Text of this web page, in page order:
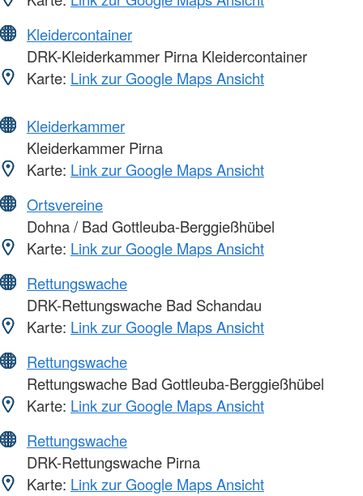
Kleidercontainer
DRK-Kleiderkammer Pirna Kleidercontainer
Karte: Link zur Google Maps Ansicht
Kleiderkammer
Kleiderkammer Pirna
Karte: Link zur Google Maps Ansicht
Ortsvereine
Dohna / Bad Gottleuba-Berggießhübel
Karte: Link zur Google Maps Ansicht
Rettungswache
DRK-Rettungswache Bad Schandau
Karte: Link zur Google Maps Ansicht
Rettungswache
Rettungswache Bad Gottleuba-Berggießhübel
Karte: Link zur Google Maps Ansicht
Rettungswache
DRK-Rettungswache Pirna
Karte: Link zur Google Maps Ansicht